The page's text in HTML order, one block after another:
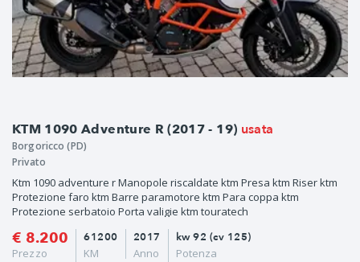
KTM 1090 Adventure R (2017 - 19) usata
Borgoricco (PD)
Privato
Ktm 1090 adventure r Manopole riscaldate ktm Presa ktm Riser ktm
Protezione faro ktm Barre paramotore ktm Para coppa ktm
Protezione serbatoio Porta valigie ktm touratech
€ 8.200
Prezzo
2017
Anno
61200
KM
kw 92 (cv 125)
Potenza